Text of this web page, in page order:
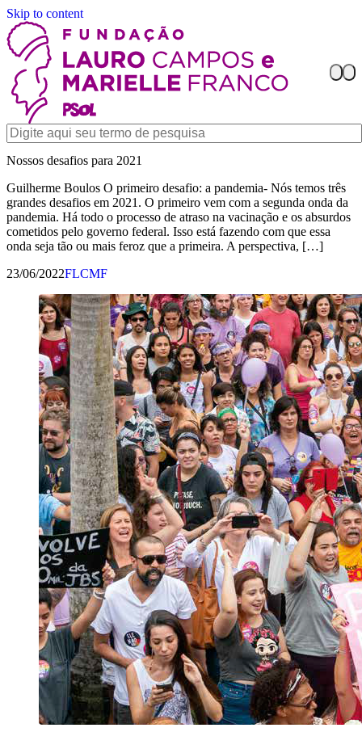
Skip to content
Nossos desafios para 2021
Guilherme Boulos O primeiro desafio: a pandemia- Nós temos três
grandes desafios em 2021. O primeiro vem com a segunda onda da
pandemia. Há todo o processo de atraso na vacinação e os absurdos
cometidos pelo governo federal. Isso está fazendo com que essa
onda seja tão ou mais feroz que a primeira. A perspectiva, […]
23/06/2022FLCMF